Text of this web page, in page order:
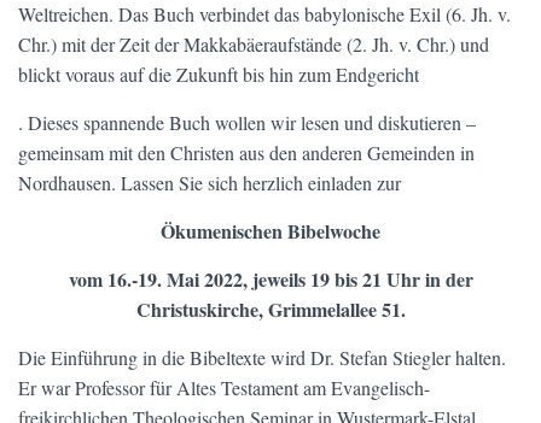
Weltreichen. Das Buch verbindet das babylonische Exil (6. Jh. v.
Chr.) mit der Zeit der Makkabäeraufstände (2. Jh. v. Chr.) und
blickt voraus auf die Zukunft bis hin zum Endgericht
. Dieses spannende Buch wollen wir lesen und diskutieren –
gemeinsam mit den Christen aus den anderen Gemeinden in
Nordhausen. Lassen Sie sich herzlich einladen zur
Ökumenischen Bibelwoche
vom 16.-19. Mai 2022, jeweils 19 bis 21 Uhr in der
Christuskirche, Grimmelallee 51.
Die Einführung in die Bibeltexte wird Dr. Stefan Stiegler halten.
Er war Professor für Altes Testament am Evangelisch-
freikirchlichen Theologischen Seminar in Wustermark-Elstal.